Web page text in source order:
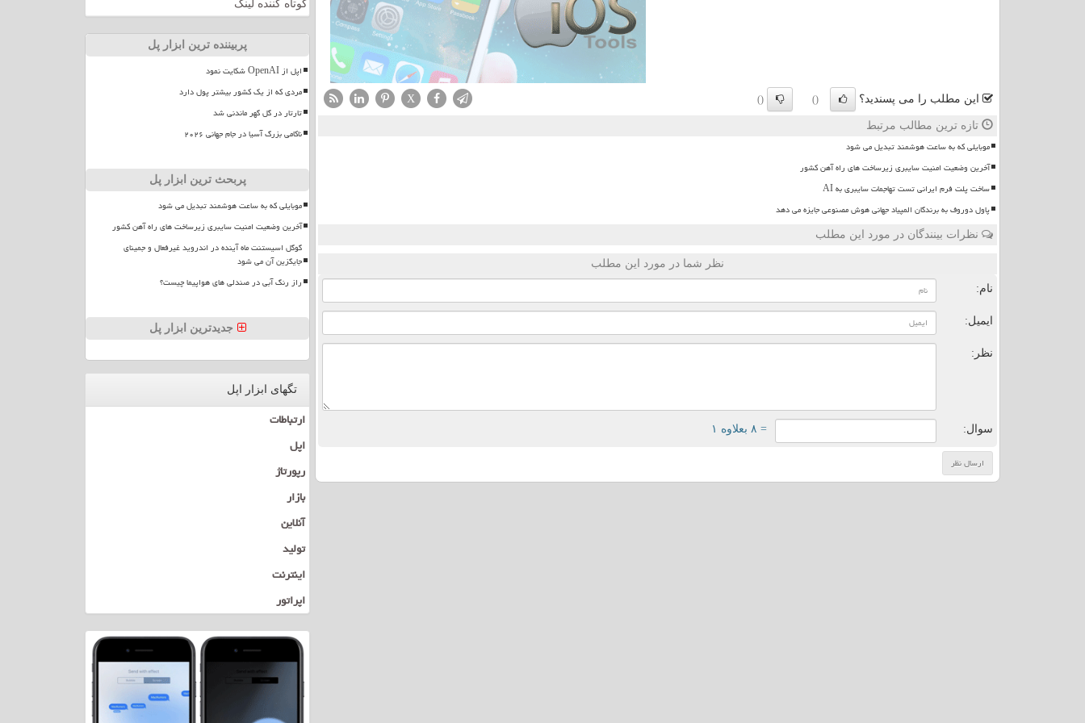
این مطلب را می پسندید؟ ()
()
X
تازه ترین مطالب مرتبط
موبایلی که به ساعت هوشمند تبدیل می شود
آخرین وضعیت امنیت سایبری زیرساخت های راه آهن کشور
ساخت پلت فرم ایرانی تست تهاجمات سایبری به AI
پاول دوروف به برندگان المپیاد جهانی هوش مصنوعی جایزه می دهد
نظرات بینندگان در مورد این مطلب
نظر شما در مورد این مطلب
نام:
ایمیل:
نظر:
سوال: = ۸ بعلاوه ۱
کوتاه کننده لینک
پربیننده ترین ابزار پل
اپل از OpenAI شکایت نمود
مردی که از یک کشور بیشتر پول دارد
تارتار در گل گهر ماندنی شد
ناکامی بزرگ آسیا در جام جهانی ۲۰۲۶
پربحث ترین ابزار پل
موبایلی که به ساعت هوشمند تبدیل می شود
آخرین وضعیت امنیت سایبری زیرساخت های راه آهن کشور
گوگل اسیستنت ماه آینده در اندروید غیرفعال و جمینای
جایگزین آن می شود
راز رنگ آبی در صندلی های هواپیما چیست؟
جدیدترین ابزار پل
تگهای ابزار اپل
ارتباطات
اپل
رپورتاژ
بازار
آنلاین
تولید
اینترنت
اپراتور